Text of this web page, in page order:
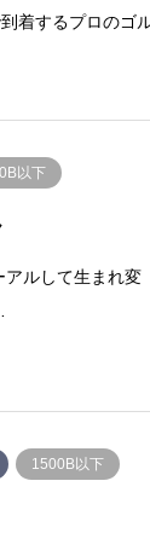
着するプロのゴ
以下
ルして生まれ変
1500B以下